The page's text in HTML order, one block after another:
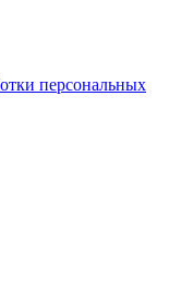
персональных